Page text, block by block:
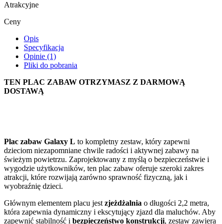
Atrakcyjne
Ceny
Opis
Specyfikacja
Opinie (1)
Pliki do pobrania
TEN PLAC ZABAW OTRZYMASZ Z DARMOWĄ
DOSTAWĄ
Plac zabaw Galaxy L to kompletny zestaw, który zapewni
dzieciom niezapomniane chwile radości i aktywnej zabawy na
świeżym powietrzu. Zaprojektowany z myślą o bezpieczeństwie i
wygodzie użytkowników, ten plac zabaw oferuje szeroki zakres
atrakcji, które rozwijają zarówno sprawność fizyczną, jak i
wyobraźnię dzieci.
Głównym elementem placu jest zjeżdżalnia o długości 2,2 metra,
która zapewnia dynamiczny i ekscytujący zjazd dla maluchów. Aby
zapewnić stabilność i bezpieczeństwo konstrukcji, zestaw zawiera